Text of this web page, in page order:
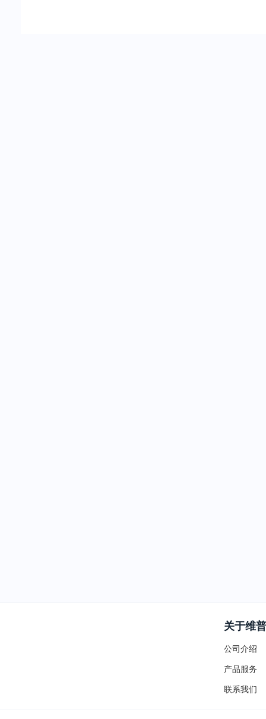
关于维普
公司介绍
产品服务
联系我们